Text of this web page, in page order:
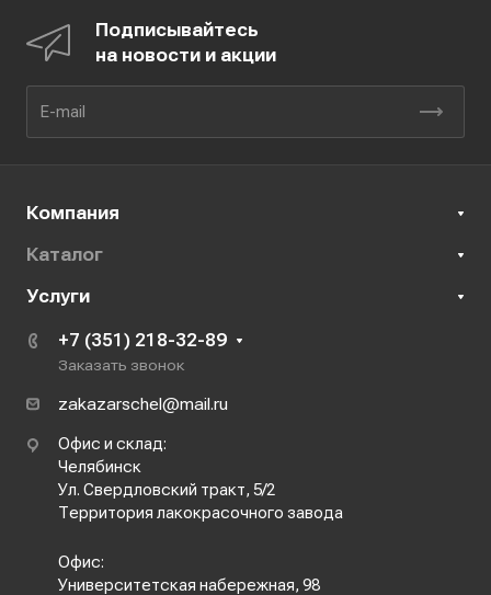
Подписывайтесь
на новости и акции
Компания
Каталог
Услуги
+7 (351) 218-32-89
Заказать звонок
zakazarschel@mail.ru
Офис и склад:
Челябинск
Ул. Свердловский тракт, 5/2
Территория лакокрасочного завода
Офис:
Университетская набережная, 98